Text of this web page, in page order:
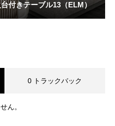
付きテーブル13（ELM）
0 トラックバック
ん。